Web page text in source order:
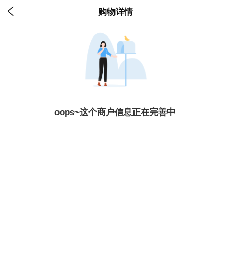
 购物详情
oops~这个商户信息正在完善中